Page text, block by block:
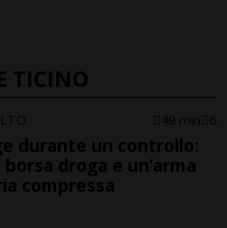
TICINO
49 min 6
durante un controllo:
droga e un’arma
compressa